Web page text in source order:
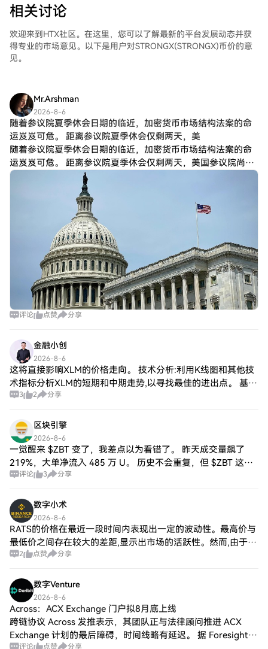
相关讨论
欢迎来到HTX社区。在这里，您可以了解最新的平台发展动态并获
得专业的市场意见。以下是用户对STRONGX(STRONGX)币价的意
见。
Mr.Arshman
2026-8-6
随着参议院夏季休会日期的临近，加密货币市场结构法案的命
运岌岌可危。 距离参议院夏季休会仅剩两天，美
随着参议院夏季休会日期的临近，加密货币市场结构法案的命
运岌岌可危。 距离参议院夏季休会仅剩两天，美国参议院尚未
表明是否会就《数字资产市场透明度法案》（Digital Asset
评论 点赞 分享
金融小创
2026-8-6
这将直接影响XLM的价格走向。 技术分析:利用K线图和其他技
术指标分析XLM的短期和中期走势,以寻找最佳的进出点。 基本
面分析:关注类似安森美这样的公司的业绩和市场动向,判断其对
3 2 分享
区块引擎
2026-8-6
一觉醒来 $ZBT 变了，我差点以为看错了。 昨天成交量飙了
219%，大单净流入 485 万 U。 历史不会重复，但 $ZBT 这次
的剧本太像了。 我不信玄学，但 $ZBT 这个结构不得不信。 10
评论 3 分享
数字小术
2026-8-6
RATS的价格在最近一段时间内表现出一定的波动性。最高价与
最低价之间存在较大的差距,显示出市场的活跃性。然而,由于收
盘价略低于开盘价,且涨跌幅为负,说明短期内RATS的价格承压,
2 点赞 分享
数字Venture
2026-8-6
Across：ACX Exchange 门户拟8月底上线
跨链协议 Across 发推表示，其团队正与法律顾问推进 ACX
Exchange 计划的最后障碍，时间线略有延迟。 据 Foresight
评论 点赞 分享